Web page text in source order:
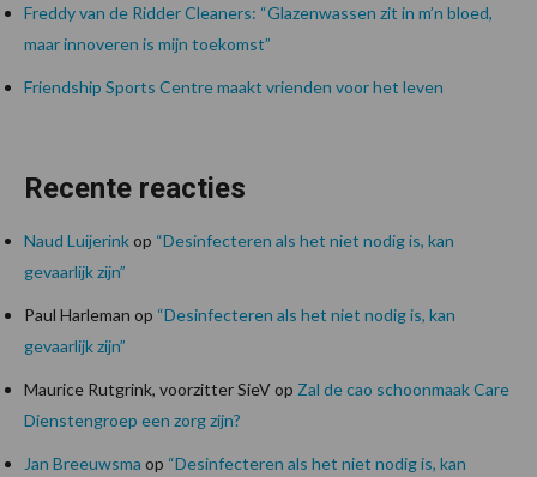
Freddy van de Ridder Cleaners: “Glazenwassen zit in m’n bloed,
maar innoveren is mijn toekomst”
Friendship Sports Centre maakt vrienden voor het leven
Recente reacties
Naud Luijerinkop “Desinfecteren als het niet nodig is, kan
gevaarlijk zijn”
Paul Harleman op “Desinfecteren als het niet nodig is, kan
gevaarlijk zijn”
Maurice Rutgrink, voorzitter SieVop Zal de cao schoonmaak Care
Dienstengroep een zorg zijn?
Jan Breeuwsma op “Desinfecteren als het niet nodig is, kan